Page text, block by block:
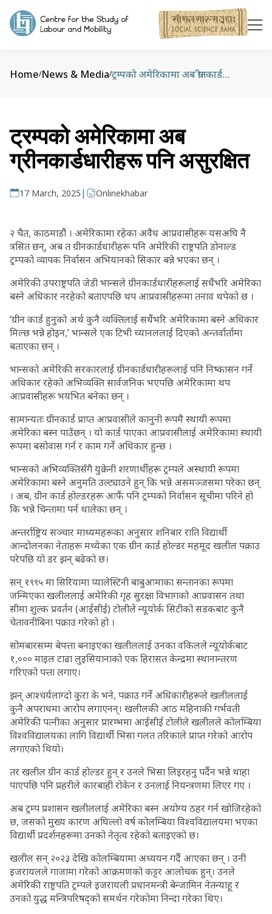
Home/News & Media/ ट्रम्पको अमेरिकामा अब ग्रीनकार्डधारीहरू पनि असुरक्षित
ट्रम्पको अमेरिकामा अब
ग्रीनकार्डधारीहरू पनि असुरक्षित
17 March, 2025 | Onlinekhabar
२ चैत, काठमाडौं । अमेरिकामा रहेका अवैध आप्रवासीहरू यसअघि नै
त्रसित छन्, अब त ग्रीनकार्डधारीहरू पनि अमेरिकी राष्ट्रपति डोनाल्ड
ट्रम्पको व्यापक निर्वासन अभियानको सिकार बन्ने भएका छन् ।
अमेरिकी उपराष्ट्रपति जेडी भान्सले ग्रीनकार्डधारीहरूलाई सधैंभरि अमेरिका
बस्ने अधिकार नरहेको बताएपछि थप आप्रवासीहरूमा तनाव थपेको छ ।
‘ग्रीन कार्ड हुनुको अर्थ कुनै व्यक्तिलाई सधैंभरि अमेरिकामा बस्ने अधिकार
मिल्छ भन्ने होइन,’ भान्सले एक टिभी च्यानललाई दिएको अन्तर्वार्तामा
बताएका छन् ।
भान्सको अमेरिकी सरकारलाई ग्रीनकार्डधारीहरूलाई पनि निष्कासन गर्ने
अधिकार रहेको अभिव्यक्ति सार्वजनिक भएपछि अमेरिकामा थप
आप्रवासीहरू भयभित बनेका छन् ।
सामान्यतः ग्रीनकार्ड प्राप्त आप्रवासीले कानुनी रूपमै स्थायी रूपमा
अमेरिका बस्न पाउँछन् । यो कार्ड पाएका आप्रवासीलाई अमेरिकामा स्थायी
रूपमा बसोवास गर्न र काम गर्ने अधिकार हुन्छ ।
भान्सको अभिव्यक्तिसँगै युक्रेनी शरणार्थीहरू ट्रम्पले अस्थायी रूपमा
अमेरिकामा बस्ने अनुमति उल्ट्याउने हुन् कि भन्ने असमञ्जसमा परेका छन्
। अब, ग्रीन कार्ड होल्डरहरू आफैं पनि ट्रम्पको निर्वासन सूचीमा परिने हो
कि भन्ने चिन्तामा पर्न थालेका छन् ।
अन्तर्राष्ट्रिय सञ्चार माध्यमहरूका अनुसार शनिबार राति विद्यार्थी
आन्दोलनका नेताहरू मध्येका एक ग्रीन कार्ड होल्डर महमूद खलील पक्राउ
परेपछि यो डर झन् बढेको छ।
सन् १९९५ मा सिरियामा प्यालेस्टिनी बाबुआमाका सन्तानका रूपमा
जन्मिएका खलीललाई अमेरिकी गृह सुरक्षा विभागको आप्रवासन तथा
सीमा शुल्क प्रवर्तन (आईसीई) टोलीले न्यूयोर्क सिटीको सडकबाट कुनै
चेतावनीबिना पक्राउ गरेको हो ।
सोमबारसम्म बेपत्ता बनाइएका खलीललाई उनका वकिलले न्यूयोर्कबाट
१,००० माइल टाढा लुइसियानाको एक हिरासत केन्द्रमा स्थानान्तरण
गरिएको पत्ता लगाए।
झन् आश्चर्यलाग्दो कुरा के भने, पक्राउ गर्ने अधिकारीहरूले खलीललाई
कुनै अपराधमा आरोप लगाएनन्। खलीलकी आठ महिनाकी गर्भवती
अमेरिकी पत्नीका अनुसार प्रारम्भमा आईसीई टोलीले खलीलले कोलम्बिया
विश्वविद्यालयका लागि विद्यार्थी भिसा गलत तरिकाले प्राप्त गरेको आरोप
लगाएको थियो।
तर खलील ग्रीन कार्ड होल्डर हुन् र उनले भिसा लिइरहनु पर्दैन भन्ने थाहा
पाएपछि पनि प्रहरीले कारबाही रोकेन र उनलाई नियन्त्रणमा लिएर गए ।
अब ट्रम्प प्रशासन खलीललाई अमेरिका बस्न अयोग्य ठहर गर्न खोजिरहेको
छ, जसको मुख्य कारण अघिल्लो वर्ष कोलम्बिया विश्वविद्यालयमा भएका
विद्यार्थी प्रदर्शनहरूमा उनको नेतृत्व रहेको बताइएको छ।
खलील सन् २०२३ देखि कोलम्बियामा अध्ययन गर्दै आएका छन् । उनी
इजरायलले गाजामा गरेको आक्रमणको कट्टर आलोचक हुन्। उनले
अमेरिकी राष्ट्रपति ट्रम्पले इजरायली प्रधानमन्त्री बेन्जामिन नेतन्याहू र
उनको युद्ध मन्त्रिपरिषद्को समर्थन गरेकोमा निन्दा गरेका थिए।